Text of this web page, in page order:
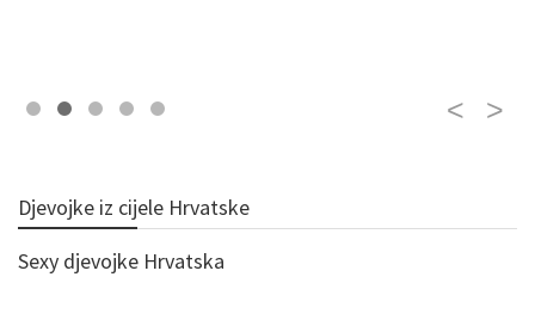
Djevojke iz cijele Hrvatske
Sexy djevojke Hrvatska